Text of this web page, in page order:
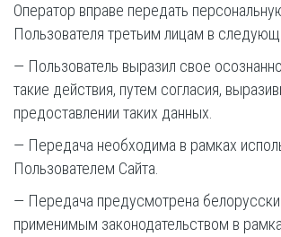
Оператор вправе передать
Пользователя третьим лицам в
— Пользователь выразил свое
такие действия, путем согласия,
предоставлении таких данных.
— Передача необходима в рамках
Пользователем Сайта.
— Передача предусмотрена
применимым законодательством в